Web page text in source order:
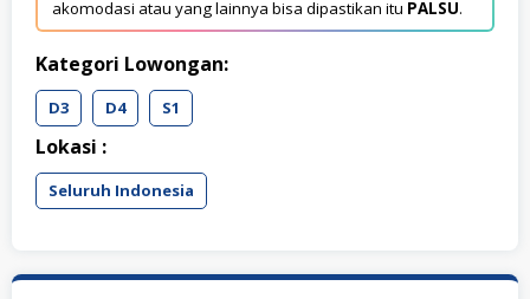
akomodasi atau yang lainnya bisa dipastikan itu PALSU.
Kategori Lowongan:
D3 D4 S1
Lokasi :
Seluruh Indonesia